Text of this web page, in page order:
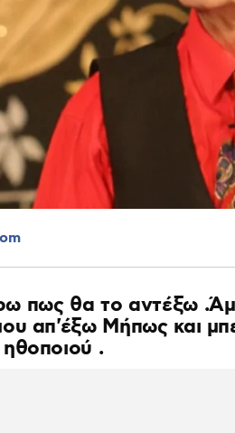
πως θα το αντέξω
απ'έξω Μήπως και
.